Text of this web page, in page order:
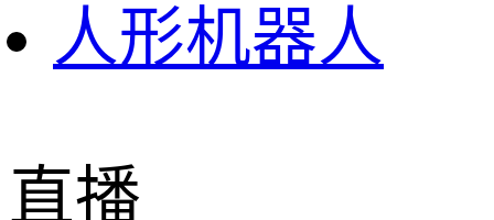
人形机器人
直播